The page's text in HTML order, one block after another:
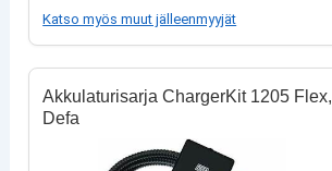
Katso myös muut jälleenmyyjät
Akkulaturisarja ChargerKit 1205 Flex,
Defa